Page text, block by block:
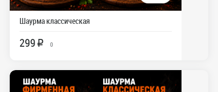
Шаурма классическая
299R 0